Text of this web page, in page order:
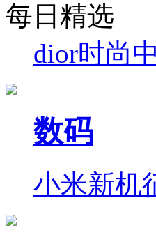
每日精选
dior时尚
数码
小米新机